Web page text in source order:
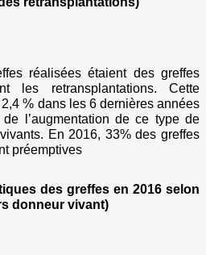
réalisées étaient des greffes
les retransplantations. Cette
% dans les 6 dernières années
l’augmentation de ce type de
En 2016, 33% des greffes
préemptives
des greffes en 2016 selon
donneur vivant)